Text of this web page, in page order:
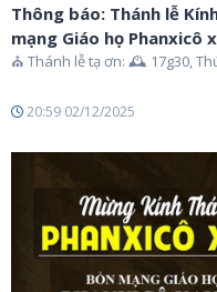
Thông báo: Thánh lễ
mạng Giáo họ Phanxicô
⛪ Thánh lễ tạ ơn: 🕰 17g30,
20:59 02/12/2025